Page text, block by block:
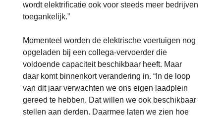
wordt elektrificatie ook voor steeds meer bedrijven
toegankelijk.”
Momenteel worden de elektrische voertuigen nog
opgeladen bij een collega-vervoerder die
voldoende capaciteit beschikbaar heeft. Maar
daar komt binnenkort verandering in. “In de loop
van dit jaar verwachten we ons eigen laadplein
gereed te hebben. Dat willen we ook beschikbaar
stellen aan derden. Daarmee laten we zien hoe